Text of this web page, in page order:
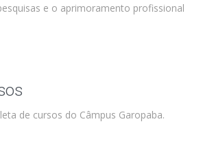
e o aprimoramento profissional
de cursos do Câmpus Garopaba.